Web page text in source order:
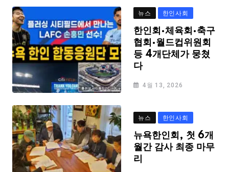
뉴스 한인사회
한인회·체육회·축구
협회·월드컵위원회
등 4개단체가 뭉쳤
다
4월 13, 2026
뉴스 한인사회
뉴욕한인회, 첫 6개
월간 감사 최종 마무
리